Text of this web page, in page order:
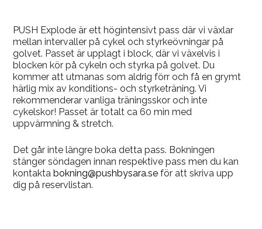
PUSH Explode är ett högintensivt pass där vi växlar
mellan intervaller på cykel och styrkeövningar på
golvet. Passet är upplagt i block, där vi växelvis i
blocken kör på cykeln och styrka på golvet. Du
kommer att utmanas som aldrig förr och få en grymt
härlig mix av konditions- och styrketräning. Vi
rekommenderar vanliga träningsskor och inte
cykelskor! Passet är totalt ca 60 min med
uppvärmning & stretch.
Det går inte längre boka detta pass. Bokningen
stänger söndagen innan respektive pass men du kan
kontaktabokning@pushbysara.se för att skriva upp
dig på reservlistan.